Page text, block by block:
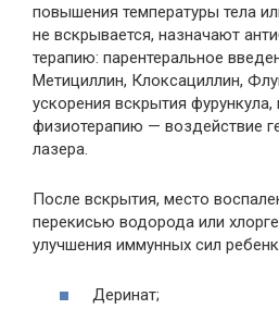
повышения температуры тела
не вскрывается, назначают
терапию: парентеральное
Метициллин, Клоксациллин,
ускорения вскрытия фурункула,
физиотерапию — воздействие
лазера.
После вскрытия, место
перекисью водорода или
улучшения иммунных сил
Деринат;